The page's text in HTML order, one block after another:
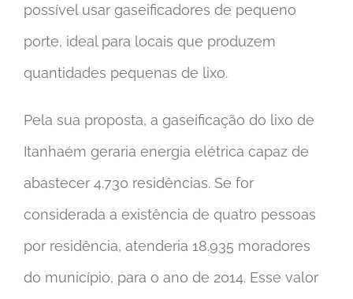
possível usar gaseificadores de pequeno
porte, ideal para locais que produzem
quantidades pequenas de lixo.
Pela sua proposta, a gaseificação do lixo de
Itanhaém geraria energia elétrica capaz de
abastecer 4.730 residências. Se for
considerada a existência de quatro pessoas
por residência, atenderia 18.935 moradores
do município, para o ano de 2014. Esse valor